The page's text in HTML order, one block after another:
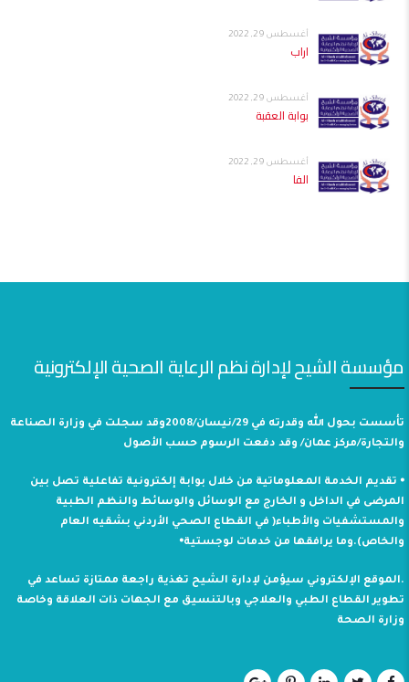
أغسطس 29, 2022
اراب
أغسطس 29, 2022
بوابة العقبة
أغسطس 29, 2022
الفا
مؤسسة الشيح لإدارة نظم الرعاية الصحية الإلكترونية
تأسست بحول الله وقدرته في 29/نيسان/2008وقد سجلت في وزارة الصناعة
والتجارة/مركز عمان/ وقد دفعت الرسوم حسب الأصول
⦁ تقديم الخدمة المعلوماتية من خلال بوابة إلكترونية تفاعلية تصل بين
المرضى في الداخل و الخارج مع الوسائل والوسائط والنظم الطبية
والمستشفيات والأطباء( في القطاع الصحي الأردني بشقيه العام
والخاص).وما يرافقها من خدمات لوجستية⦁
.الموقع الإلكتروني سيؤمن لإدارة الشيح تغذية راجعة ممتازة تساعد في
تطوير القطاع الطبي والعلاجي وبالتنسيق مع الجهات ذات العلاقة وخاصة
وزارة الصحة